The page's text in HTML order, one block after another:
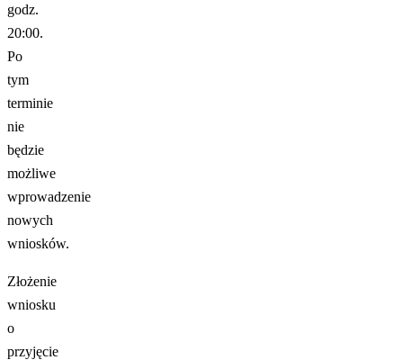
godz.
20:00.
Po
tym
terminie
nie
będzie
możliwe
wprowadzenie
nowych
wniosków.
Złożenie
wniosku
o
przyjęcie